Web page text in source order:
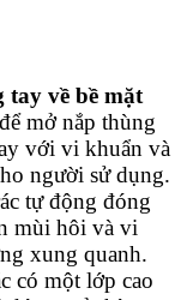
tay về bề mặt
mở nắp thùng
với vi khuẩn và
người sử dụng.
tự động đóng
mùi hôi và vi
xung quanh.
có một lớp cao